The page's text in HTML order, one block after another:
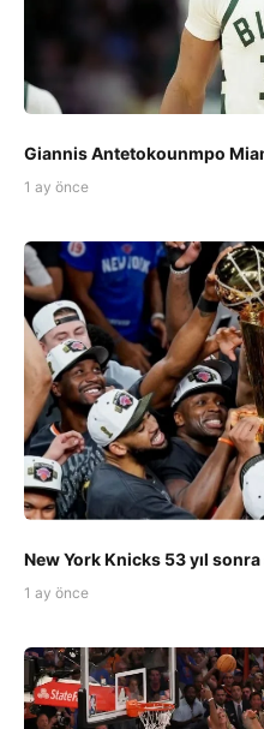
Giannis Antetokounmpo
1 ay önce
New York Knicks 53 yıl
1 ay önce